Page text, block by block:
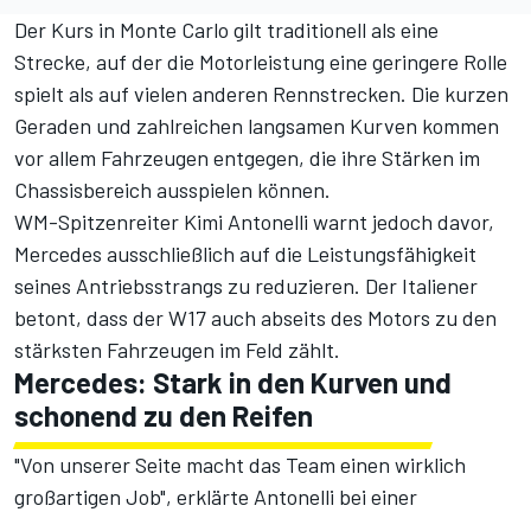
Der Kurs in Monte Carlo gilt traditionell als eine
Strecke, auf der die Motorleistung eine geringere Rolle
spielt als auf vielen anderen Rennstrecken. Die kurzen
Geraden und zahlreichen langsamen Kurven kommen
vor allem Fahrzeugen entgegen, die ihre Stärken im
Chassisbereich ausspielen können.
WM-Spitzenreiter Kimi Antonelli warnt jedoch davor,
Mercedes ausschließlich auf die Leistungsfähigkeit
seines Antriebsstrangs zu reduzieren. Der Italiener
betont, dass der W17 auch abseits des Motors zu den
stärksten Fahrzeugen im Feld zählt.
Mercedes: Stark in den Kurven und
schonend zu den Reifen
"Von unserer Seite macht das Team einen wirklich
großartigen Job", erklärte Antonelli bei einer